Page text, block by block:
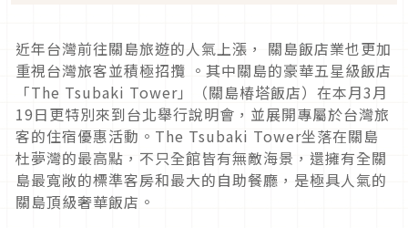
近年台灣前往關島旅遊的人氣上漲， 關島飯店業也更加
重視台灣旅客並積極招攬 。其中關島的豪華五星級飯店
「The Tsubaki Tower」（關島椿塔飯店） 在本月3月
19日更特別來到台北舉行說明會， 並展開專屬於台灣旅
客的住宿優惠活動。The Tsubaki Tower坐落在關島
杜夢灣的最高點，不只全館皆有無敵海景， 還擁有全關
島最寬敞的標準客房和最大的自助餐廳， 是極具人氣的
關島頂級奢華飯店。